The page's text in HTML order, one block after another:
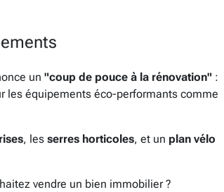
un "coup de pouce à la rénovation" :
les équipements éco-performants comme
, les serres horticoles, et un plan vélo
vendre un bien immobilier ?